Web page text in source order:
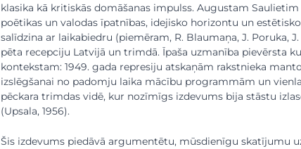
klasika kā kritiskās domāšanas impulss. Augustam Saulietim
poētikas un valodas īpatnības, idejisko horizontu un
salīdzina ar laikabiedru (piemēram, R. Blaumaņa, J. Poruka,
pēta recepciju Latvijā un trimdā. Īpaša uzmanība pievērsta
kontekstam: 1949. gada represiju atskaņām rakstnieka
izslēgšanai no padomju laika mācību programmām un
pēckara trimdas vidē, kur nozīmīgs izdevums bija stāstu
(Upsala, 1956).
Šis izdevums piedāvā argumentētu, mūsdienīgu skatījumu